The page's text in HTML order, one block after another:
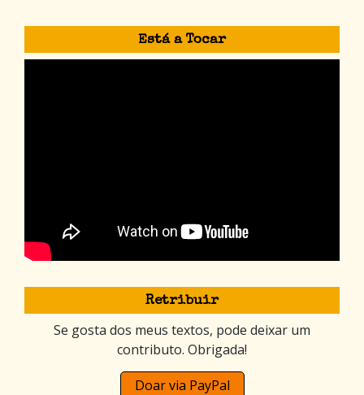
Está a Tocar
Retribuir
Se gosta dos meus textos, pode deixar um
contributo. Obrigada!
Doar via PayPal